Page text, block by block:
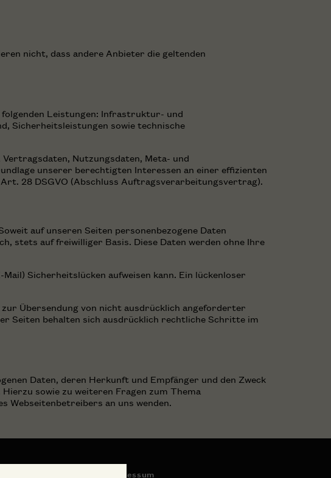
nicht, dass andere Anbieter die geltenden
Leistungen: Infrastruktur- und
Sicherheitsleistungen sowie technische
Nutzungsdaten, Meta- und
unserer berechtigten Interessen an einer effizienten
28 DSGVO (Abschluss Auftragsverarbeitungsvertrag).
auf unseren Seiten personenbezogene Daten
stets auf freiwilliger Basis. Diese Daten werden ohne Ihre
Sicherheitslücken aufweisen kann. Ein lückenloser
Übersendung von nicht ausdrücklich angeforderter
Seiten behalten sich ausdrücklich rechtliche Schritte im
Daten, deren Herkunft und Empfänger und den Zweck
sowie zu weiteren Fragen zum Thema
Webseitenbetreibers an uns wenden.
Impressum